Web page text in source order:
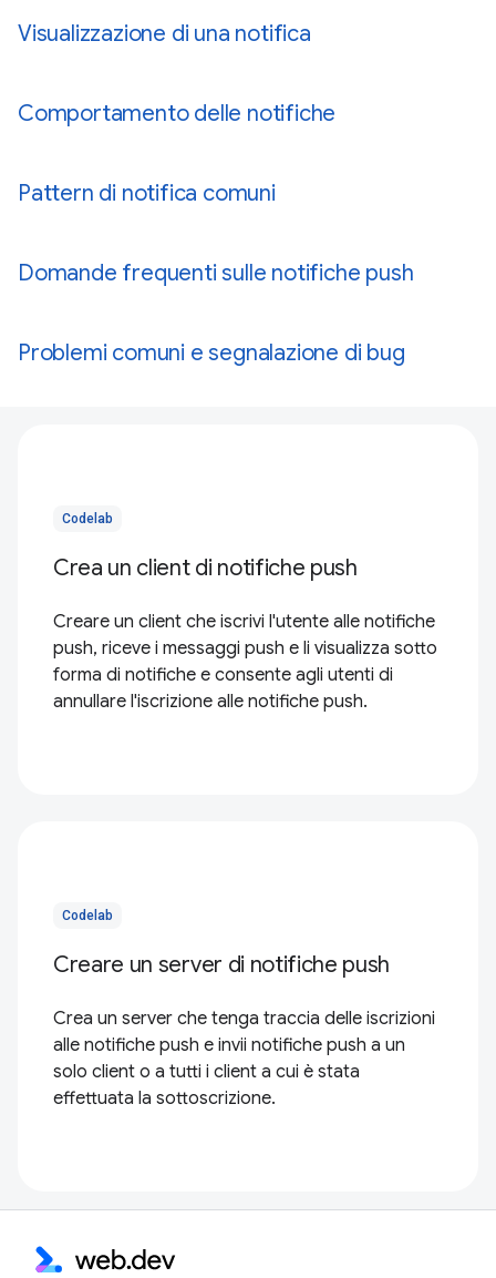
Visualizzazione di una notifica
Comportamento delle notifiche
Pattern di notifica comuni
Domande frequenti sulle notifiche push
Problemi comuni e segnalazione di bug
Codelab
Crea un client di notifiche push
Creare un client che iscrivi l'utente alle notifiche
push, riceve i messaggi push e li visualizza sotto
forma di notifiche e consente agli utenti di
annullare l'iscrizione alle notifiche push.
Codelab
Creare un server di notifiche push
Crea un server che tenga traccia delle iscrizioni
alle notifiche push e invii notifiche push a un
solo client o a tutti i client a cui è stata
effettuata la sottoscrizione.